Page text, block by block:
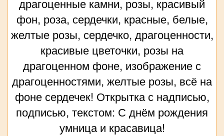
драгоценные камни, розы, красивый
фон, роза, сердечки, красные, белые,
желтые розы, сердечко, драгоценности,
красивые цветочки, розы на
драгоценном фоне, изображение с
драгоценностями, желтые розы, всё на
фоне сердечек! Открытка с надписью,
подписью, текстом: С днём рождения
умница и красавица!